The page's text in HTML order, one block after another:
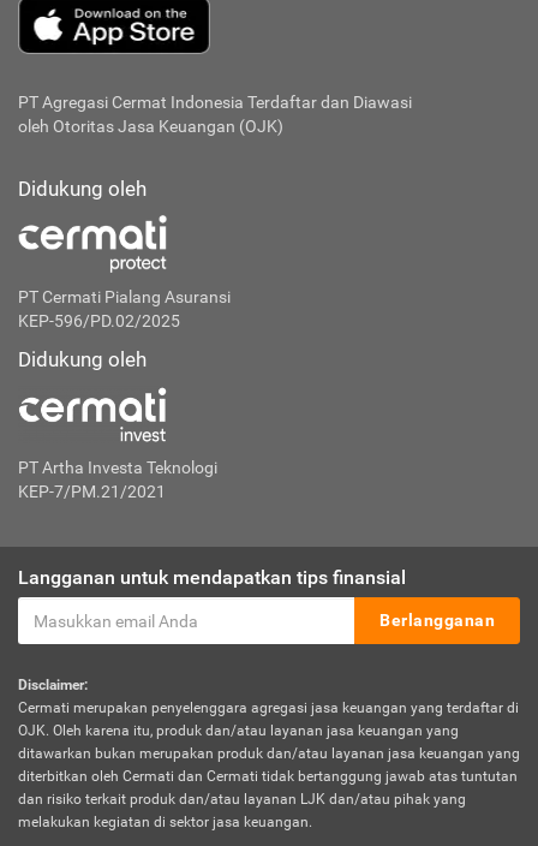
PT Agregasi Cermat Indonesia Terdaftar dan Diawasi
oleh Otoritas Jasa Keuangan (OJK)
Didukung oleh
PT Cermati Pialang Asuransi
KEP-596/PD.02/2025
Didukung oleh
PT Artha Investa Teknologi
KEP-7/PM.21/2021
Langganan untuk mendapatkan tips finansial
Berlangganan
Disclaimer:
Cermati merupakan penyelenggara agregasi jasa keuangan yang terdaftar di
OJK. Oleh karena itu, produk dan/atau layanan jasa keuangan yang
ditawarkan bukan merupakan produk dan/atau layanan jasa keuangan yang
diterbitkan oleh Cermati dan Cermati tidak bertanggung jawab atas tuntutan
dan risiko terkait produk dan/atau layanan LJK dan/atau pihak yang
melakukan kegiatan di sektor jasa keuangan.